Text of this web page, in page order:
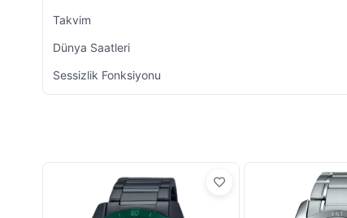
Takvim
Dünya Saatleri
Sessizlik Fonksiyonu